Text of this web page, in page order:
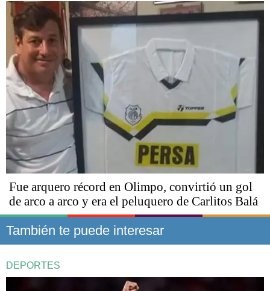
Fue arquero récord en Olimpo, convirtió un gol
de arco a arco y era el peluquero de Carlitos Balá
También te puede interesar
DEPORTES